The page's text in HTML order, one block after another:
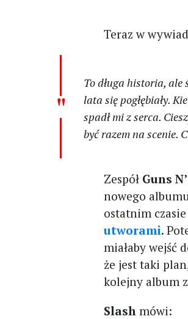
Teraz w
To długa historia, ale
lata się pogłębiały.
spadł mi z serca.
być razem na scenie.
Zespół Guns
nowego
ostatnim czasie
utworami.
miałaby wejść
że jest taki
kolejny album
Slash mówi: